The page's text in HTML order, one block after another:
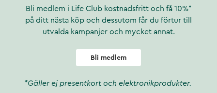
Bli medlem i Life Club kostnadsfritt och få 10%*
på ditt nästa köp och dessutom får du förtur till
utvalda kampanjer och mycket annat.
Bli medlem
*Gäller ej presentkort och elektronikprodukter.